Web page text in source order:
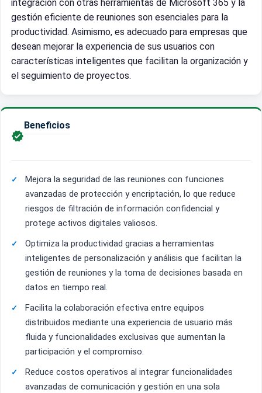
integración con otras herramientas de Microsoft 365 y la
gestión eficiente de reuniones son esenciales para la
productividad. Asimismo, es adecuado para empresas que
desean mejorar la experiencia de sus usuarios con
características inteligentes que facilitan la organización y
el seguimiento de proyectos.

Beneficios
Mejora la seguridad de las reuniones con funciones
avanzadas de protección y encriptación, lo que reduce
riesgos de filtración de información confidencial y
protege activos digitales valiosos.
Optimiza la productividad gracias a herramientas
inteligentes de personalización y análisis que facilitan la
gestión de reuniones y la toma de decisiones basada en
datos en tiempo real.
Facilita la colaboración efectiva entre equipos
distribuidos mediante una experiencia de usuario más
fluida y funcionalidades exclusivas que aumentan la
participación y el compromiso.
Reduce costos operativos al integrar funcionalidades
avanzadas de comunicación y gestión en una sola